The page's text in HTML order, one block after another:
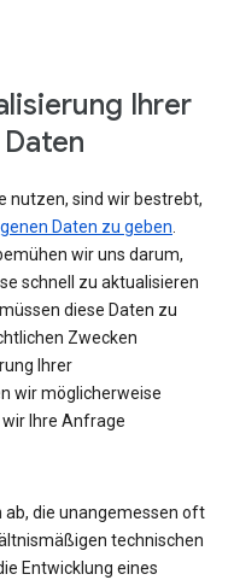
Ihrer
nutzen, sind wir bestrebt,
Daten zu geben.
wir uns darum,
schnell zu aktualisieren
diese Daten zu
Zwecken
Ihrer
wir möglicherweise
Ihre Anfrage
die unangemessen oft
technischen
Entwicklung eines